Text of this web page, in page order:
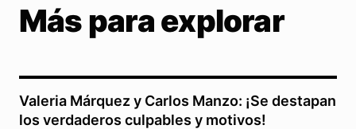
Más para explorar
Valeria Márquez y Carlos Manzo: ¡Se destapan
los verdaderos culpables y motivos!